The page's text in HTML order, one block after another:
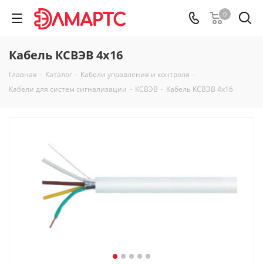
0
Кабель КСВЭВ 4х16
Главная - Каталог - Кабели управления и контроля -
Кабели для систем сигнализации - КСВЭВ - Кабель КСВЭВ 4х16